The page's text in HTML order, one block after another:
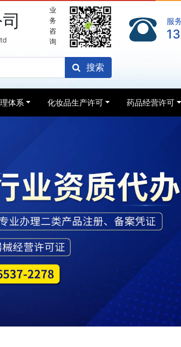
业
务
咨
询
服
搜索
体系 化妆品生产许可 药品经营许可